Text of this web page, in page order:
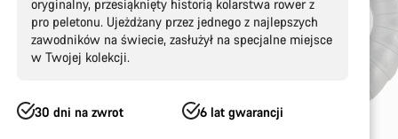
oryginalny, przesiąknięty historią kolarstwa rower z
pro peletonu. Ujeżdżany przez jednego z najlepszych
zawodników na świecie, zasłużył na specjalne miejsce
w Twojej kolekcji.
30 dni na zwrot 6 lat gwarancji